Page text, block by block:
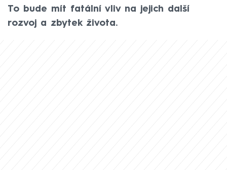
To bude mít fatální vliv na jejich další
rozvoj a zbytek života.